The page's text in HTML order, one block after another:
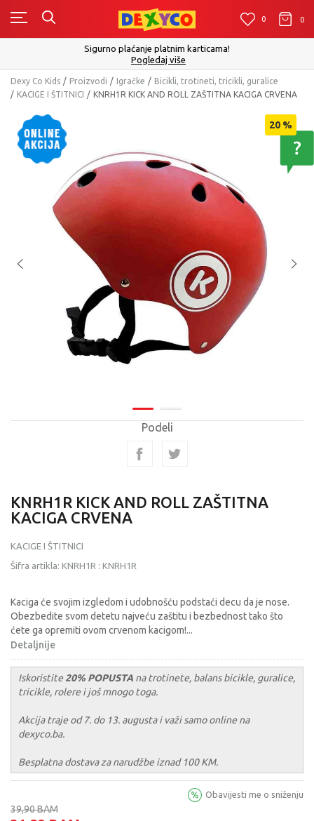
0 0
Sigurno plaćanje platnim karticama!
Pogledaj više
Dexy Co Kids Proizvodi Igračke
Bicikli, trotineti, tricikli, guralice
KACIGE I ŠTITNICI
KNRH1R KICK AND ROLL ZAŠTITNA KACIGA CRVENA
20 %
Podeli
KNRH1R KICK AND ROLL ZAŠTITNA
KACIGA CRVENA
KACIGE I ŠTITNICI
Šifra artikla: KNRH1R : KNRH1R
Kaciga će svojim izgledom i udobnošću podstaći decu da je nose.
Obezbedite svom detetu najveću zaštitu i bezbednost tako što
ćete ga opremiti ovom crvenom kacigom!...
Detaljnije
Iskoristite20% POPUSTA na trotinete, balans bicikle, guralice,
tricikle, rolere i još mnogo toga.
Akcija traje od 7. do 13. augusta i važi samo online na
dexyco.ba.
Besplatna dostava za narudžbe iznad 100 KM.
39,90BAM
Obavijesti me o sniženju